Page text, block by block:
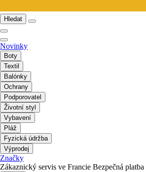
Hledat
Novinky
Boty
Textil
Balónky
Ochrany
Podporovatel
Životní styl
Vybavení
Pláž
Fyzická údržba
Výprodej
Značky
Zákaznický servis ve Francie Bezpečná platba